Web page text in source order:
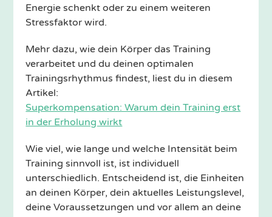
Energie schenkt oder zu einem weiteren
Stressfaktor wird.
Mehr dazu, wie dein Körper das Training
verarbeitet und du deinen optimalen
Trainingsrhythmus findest, liest du in diesem
Artikel:
Superkompensation: Warum dein Training erst
in der Erholung wirkt
Wie viel, wie lange und welche Intensität beim
Training sinnvoll ist, ist individuell
unterschiedlich. Entscheidend ist, die Einheiten
an deinen Körper, dein aktuelles Leistungslevel,
deine Voraussetzungen und vor allem an deine